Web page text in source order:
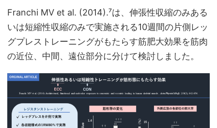
Franchi MV et al. (2014).⁷は、伸張性収縮のみある
いは短縮性収縮のみで実施される10週間の片側レッ
グプレストレーニングがもたらす筋肥大効果を筋肉
の近位、中間、遠位部分に分けて検討しました。